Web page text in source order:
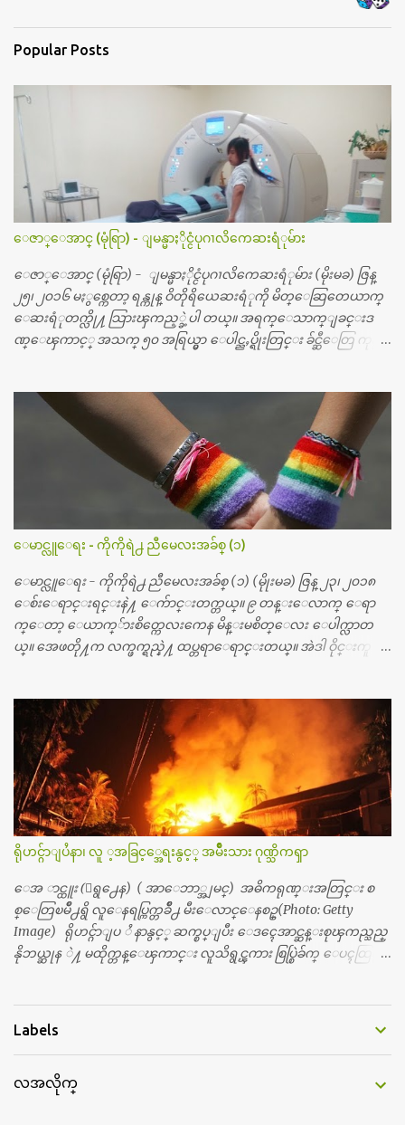
Popular Posts
ေဇာ္ေအာင္ (မုံရြာ) - ျမန္မာႏိုင္ငံပုဂၢလိကေဆးရံုမ်ား
ေဇာ္ေအာင္ (မုံရြာ) - ျမန္မာႏိုင္ငံပုဂၢလိကေဆးရံုမ်ား (မိုးမခ) ဇြန္
၂၅၊ ၂၀၁၆ မႏွစ္ကေတာ့ ရန္ကုန္ ဝိတိုရိယေဆးရံုကို မိတ္ေဆြတေယာက္
ေဆးရံုတက္လို႔ သြားၾကည့္ခဲ့ပါ တယ္။ အရက္ေသာက္ျခင္းဒ
ဏ္ေၾကာင့္ အသက္ ၅၀ အရြယ္မွာ ေပါင္ညႇပ္ရိုးတြင္း ခ်င္ဆီေတြ ကုန္ခ
စၿပီး၊ အာရွေတာ္ဝင္ခြဲစိတ္ခန္းကို ငွားရမ္းခြဲစိတ္ အရိုးအစားထိုးကုပါတ
ယ္။ ေဆးစစ္၊ေဆးဝယ္၊ ခြဲစိတ္ကု၊ အရိုးအစားထိုးပစၥည္း စတဲ့စရိ
တ္ေတြနဲ႔ေဆးရံုမွာ ၂ ပတ္ေနထိုင္စရိတ္ သိန္း ၇၀ ေလာက္ ကုန္သြား
ပါတယ္။ သူငယ္ခ်င္းျဖစ္သူကို လာေတြ႔ရင္း ဟိုတယ္လို သန္႔ရွင္းသ
ပ္ရပ္တဲ့ ဝိတိုရိယေဆးရံုမွာ စီတီစကင္ နဲ႔ အမ္အာအိုင္1 စက္ခန္းကိုေ
တြ႔လို႔ေမးၾကည့္ေတာ့ တခါစမ္းရင္ က်ပ္တသိန္းေက်ာ္ က်သင့္
တယ္သိရပါတယ္။ တခါတေလ ကိုယ္လက္ေျခ၊ ဦးေႏွာက္ေတြ အေသး
စိတ္ၾကည့္လိုရင္ ဒီစက္ၾကီးေတြနဲ႔ စမ္းသပ္ရပါတယ္။ ခႏၱာကိုယ္အစိတ္ပို
င္း ကလီစာေတြကိုၾကည့္ရႈတဲ့ အာလထရာေဆာင္း2 စက္ေတြ
ကေတာ့ ေစ်းသိပ္မႀကီးလို႔ ျမန္မာျပည္ေဆးရံုတိုင္းရွိပါတယ္။
တစ္ခါစမ္းရင္ က်ပ္တစ္ေသာင္းေလာက္ က်သင့္ပါတယ္။ စာေရးသူ လြ
န္ခဲ့တဲ့ (၂)...
ေမာင္လူေရး - ကိုကိုရဲ႕ ညီမေလးအခ်စ္ (၁)
ေမာင္လူေရး - ကိုကိုရဲ႕ ညီမေလးအခ်စ္ (၁) (မိုုးမခ) ဇြန္ ၂၃၊ ၂၀၁၈
ေစ်းေရာင္းရင္းနဲ႔ ေက်ာင္းတက္တယ္။ ၉ တန္းေလာက္ ေရာ
က္ေတာ့ ေယာက္်ားစိတ္ကေလးကေန မိန္းမစိတ္ေလး ေပါက္လာတ
ယ္။ အေဖတို႔က လက္ဖက္ရည္နဲ႔ ထပ္တရာေရာင္းတယ္။ အဲဒါ ဝိုင္းကူ
တယ္။ ပန္းပန္တယ္။ မိန္းကေလး အဝတ္အစားေတြကိုလည္း ခုိးဝတ္တ
ယ္။ မိန္းမစိတ္ရွိေတာ့ ရွိေပမယ့္ ကိုယ့္ကိုယ္ကို မိန္းမစိတ္ေပါက္မွန္း
သိတာက ၉ တန္း၊ ၁၀ တန္းေလာက္ကမွ။ ညီအစ္ကို ေမာင္နွမ အားလံုး ၆
ေယာက္ရွိတယ္။ အစ္ကို ၃ ေယာက္၊ အစ္မ ႏွစ္ေယာက္။ အစ္ကိုေတြက
လည္း သူ႔ အေပါင္းအသင္းနဲ႔ သူဆိုေတာ့ အမေတြနဲ႔ဘဲ ေပါ
င္းတယ္။ ျပီးေတာ့ အေဖကလည္း ေယာက္်ားဆုိ ေယာ
က္်ားေလးလုိဘဲ ေနေစခ်င္တယ္။ အေဖ့ကို ေၾကာက္လည္း ေၾကာ
က္ရတယ္။ ေယာက္်ားဘဝဆုိတာ ျမင့္ျမတ္တယ္ေပါ့။ ေယာ
က္်ားေလး စိတ္လည္း ရွိေအာင္ ဘာသာေရးလည္း လုိက္စားေအာင္
တန္ခူးလဆုိ တစ္လလံုး ကိုရင္ ဝတ္ခုိင္းတယ္။ ေက်ာင္းမွာဆုိရင္ ေ
ယာက္်ားေလးေတြက ကိုယ့္ကို ဘာပဲျဖစ္ျဖစ္ မၾကားတၾကား စ
ရင္စတယ္။ အေျခာက္ ဘာညာေပါ့၊ အာ့့လုိေလးေတြ စတာေပါ့။
ရိုဟင္ဂ်ာျပႆနာ၊ လူ ့အခြင့္အေရးနွင့္ အမ်ိဳးသား ဂုဏ္သိကၡာ
ေအ ာင္ထူး (ေရွ႕ေန) ( အာေဘာ္အျမင္) အဓိကရုဏ္းအတြင္း စ
စ္ေတြၿမိဳ႕ရွိ လူေနရပ္ကြက္တခ်ိဳ႕ မီးေလာင္ေနစဥ္(Photo: Getty
Image) ရိုဟင္ဂ်ာျပ ႆ နာနွင့္ ဆက္စပ္ျပီး ေဒၚေအာင္ဆန္းစုၾကည္သည္
နိုဘယ္ဆုန ဲ႔ မထိုက္တန္ေၾကာင္း လူသိရွင္ၾကား စြပ္စြဲခ်က္ ေပၚထြက္လာ
စ္ေနပံုမ်ား၊ ဘဂၤလားေဒ႕ရွ္ နိုင္ငံဘက္သုိ႕ ေလွျဖင့္ကူးေျပးရန္
ထုပ္ တေယာက္ တထုပ္ ေ ပး၍ ေရထဲ သို႔ ျပန္ ေ မာင္းထုတ္လိုက္သျ
Labels
လအလိုက္